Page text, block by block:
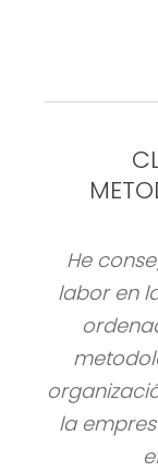
He
labor en
la